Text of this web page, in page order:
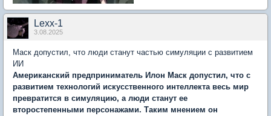
Lexx-1
3.08.2025
Маск допустил, что люди станут частью симуляции с развитием
ИИ
Американский предприниматель Илон Маск допустил, что с
развитием технологий искусственного интеллекта весь мир
превратится в симуляцию, а люди станут ее
второстепенными персонажами. Таким мнением он